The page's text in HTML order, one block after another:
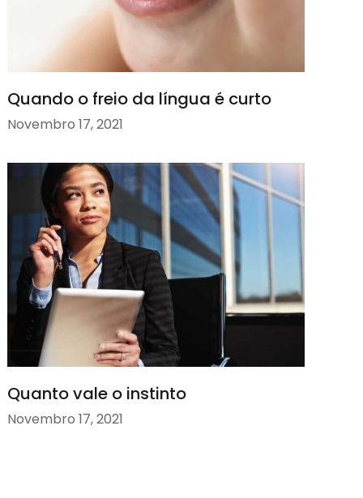
Quando o freio da língua é curto
Novembro 17, 2021
Quanto vale o instinto
Novembro 17, 2021